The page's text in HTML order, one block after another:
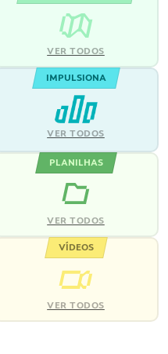
VER TODOS
IMPULSIONA
VER TODOS
PLANILHAS
VER TODOS
VÍDEOS
VER TODOS